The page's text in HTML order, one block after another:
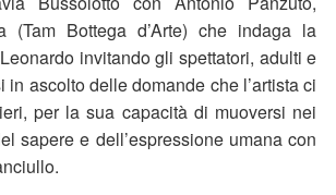
(Tam Bottega d’Arte) che indaga la
invitando gli spettatori, adulti e
in ascolto delle domande che l’artista ci
per la sua capacità di muoversi nei
sapere e dell’espressione umana con